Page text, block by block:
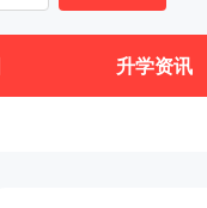
升学资讯